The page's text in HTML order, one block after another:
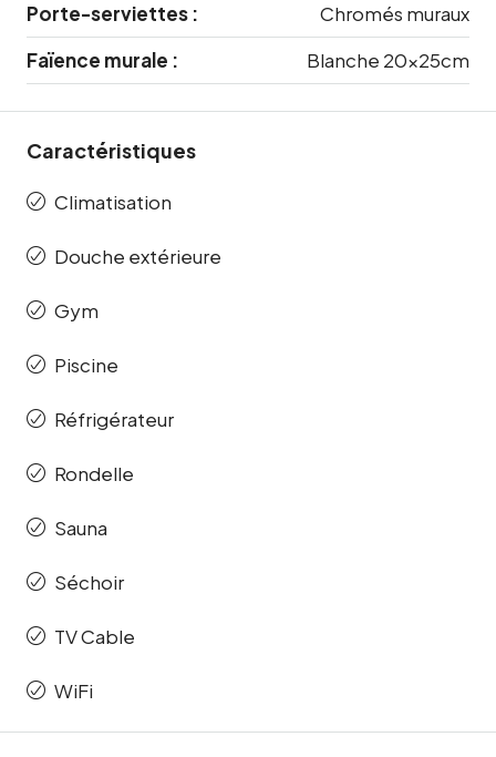
Porte-serviettes :
Chromés muraux
Faïence murale :
Blanche 20x25cm
Caractéristiques
Climatisation
Douche extérieure
Gym
Piscine
Réfrigérateur
Rondelle
Sauna
Séchoir
TV Cable
WiFi